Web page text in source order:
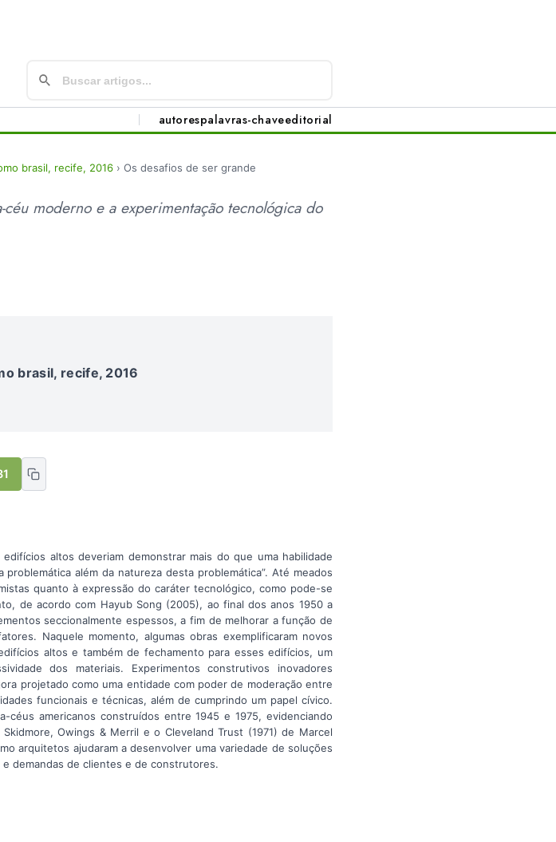
autorespalavras-chaveeditorial
brasil, recife, 2016 › Os desafios de ser grande
céu moderno e a experimentação tecnológica do
brasil, recife, 2016
altos deveriam demonstrar mais do que uma habilidade
além da natureza desta problemática”. Até meados
quanto à expressão do caráter tecnológico, como pode-se
de acordo com Hayub Song (2005), ao final dos anos 1950 a
seccionalmente espessos, a fim de melhorar a função de
Naquele momento, algumas obras exemplificaram novos
altos e também de fechamento para esses edifícios, um
dos materiais. Experimentos construtivos inovadores
projetado como uma entidade com poder de moderação entre
funcionais e técnicas, além de cumprindo um papel cívico.
céus americanos construídos entre 1945 e 1975, evidenciando
Owings & Merril e o Cleveland Trust (1971) de Marcel
arquitetos ajudaram a desenvolver uma variedade de soluções
e demandas de clientes e de construtores.